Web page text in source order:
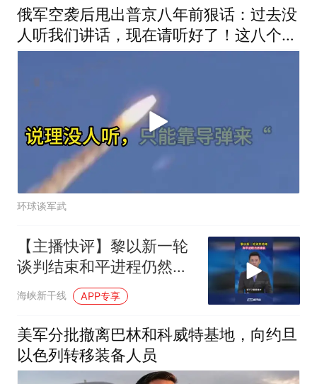
俄军空袭后甩出普京八年前狠话：过去没
人听我们讲话，现在请听好了！这八个字
背后藏着什么
环球谈军武
【主播快评】黎以新一轮
谈判结束和平进程仍然脆
弱
海峡新干线 APP专享
美军分批撤离巴林和科威特基地，向约旦
以色列转移装备人员